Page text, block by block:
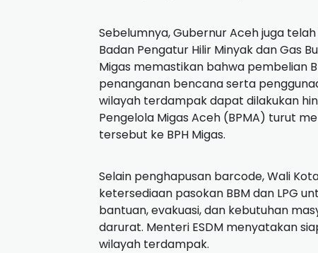
Sebelumnya, Gubernur Aceh juga
Badan Pengatur Hilir Minyak dan Gas
Migas memastikan bahwa pembelian
penanganan bencana serta
wilayah terdampak dapat dilakukan
Pengelola Migas Aceh (BPMA) turut
tersebut ke BPH Migas.
Selain penghapusan barcode, Wali
ketersediaan pasokan BBM dan LPG
bantuan, evakuasi, dan kebutuhan
darurat. Menteri ESDM menyatakan
wilayah terdampak.